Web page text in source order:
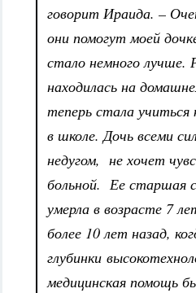
говорит Ираида. –
они помогут моей
стало немного лучше.
находилась на
теперь стала учиться
в школе. Дочь всеми
недугом, не хочет
больной. Ее старшая
умерла в возрасте 7
более 10 лет назад,
глубинки
медицинская помощь